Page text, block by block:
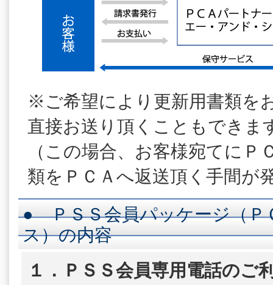
※ご希望により更新用書類を
直接お送り頂くこともできま
（この場合、お客様宛てにＰ
類をＰＣＡへ返送頂く手間が
● ＰＳＳ会員パッケージ（Ｐ
ス）の内容
１．ＰＳＳ会員専用電話のご